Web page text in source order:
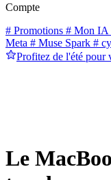
Compte
# Promotions # Mon IA
Meta # Muse Spark #
Profitez de l'été pour
Le